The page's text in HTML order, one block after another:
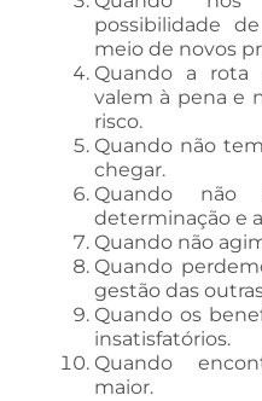
possibilidade
meio de novos
Quando a rota
valem à pena e
risco.
Quando não
chegar.
Quando não
determinação e
Quando não
Quando
gestão das
Quando os
insatisfatórios.
Quando
maior.